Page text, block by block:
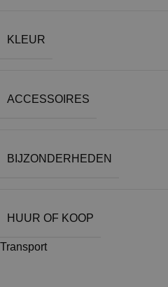
KLEUR
ACCESSOIRES
BIJZONDERHEDEN
HUUR OF KOOP
Transport